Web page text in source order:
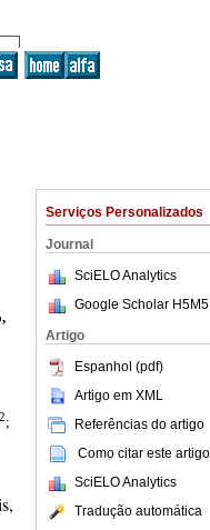
Serviços Personalizados
Journal
SciELO Analytics
Google Scholar
Artigo
Espanhol (pdf)
Artigo em XML
Referências do artigo
Como citar este artigo
SciELO Analytics
Tradução automática
2;